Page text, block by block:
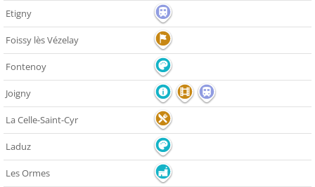
Etigny
Foissy lès Vézelay
Fontenoy
Joigny
La Celle-Saint-Cyr
Laduz
Les Ormes